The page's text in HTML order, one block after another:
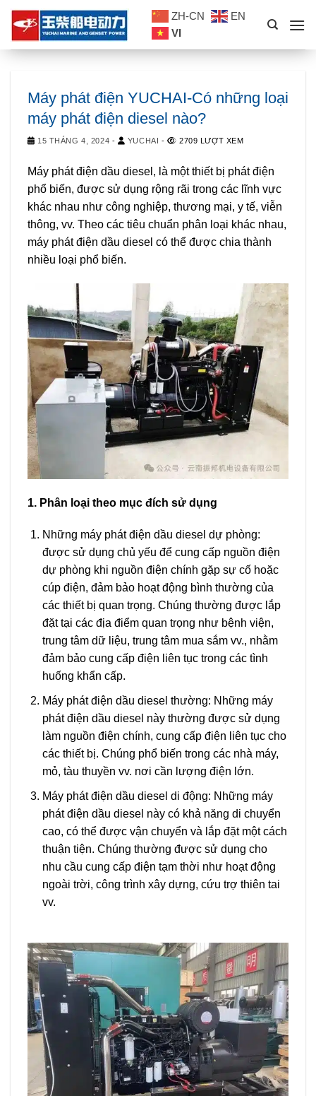
Skip
content
ZH-CN
EN
VI
Máy phát điện YUCHAI-Có những loại
máy phát điện diesel nào?
15 THÁNG 4, 2024 - YUCHAI - 2709 LƯỢT XEM
Máy phát điện dầu diesel, là một thiết bị phát điện
phổ biến, được sử dụng rộng rãi trong các lĩnh vực
khác nhau như công nghiệp, thương mại, y tế, viễn
thông, vv. Theo các tiêu chuẩn phân loại khác nhau,
máy phát điện dầu diesel có thể được chia thành
nhiều loại phổ biến.
1. Phân loại theo mục đích sử dụng
Những máy phát điện dầu diesel dự phòng:
được sử dụng chủ yếu để cung cấp nguồn điện
dự phòng khi nguồn điện chính gặp sự cố hoặc
cúp điện, đảm bảo hoạt động bình thường của
các thiết bị quan trọng. Chúng thường được lắp
đặt tại các địa điểm quan trọng như bệnh viện,
trung tâm dữ liệu, trung tâm mua sắm vv., nhằm
đảm bảo cung cấp điện liên tục trong các tình
huống khẩn cấp.
Máy phát điện dầu diesel thường: Những máy
phát điện dầu diesel này thường được sử dụng
làm nguồn điện chính, cung cấp điện liên tục cho
các thiết bị. Chúng phổ biến trong các nhà máy,
mỏ, tàu thuyền vv. nơi cần lượng điện lớn.
Máy phát điện dầu diesel di động: Những máy
phát điện dầu diesel này có khả năng di chuyển
cao, có thể được vận chuyển và lắp đặt một cách
thuận tiện. Chúng thường được sử dụng cho
nhu cầu cung cấp điện tạm thời như hoạt động
ngoài trời, công trình xây dựng, cứu trợ thiên tai
vv.